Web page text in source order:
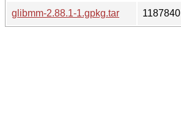
glibmm-2.88.1-1.gpkg.tar
1187840